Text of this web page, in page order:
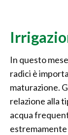
In questo
radici è
maturazione.
relazione alla
acqua